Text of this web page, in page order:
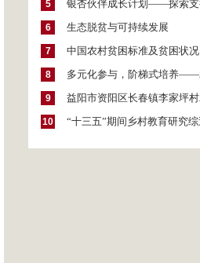
5
6 生态脱贫与可持续发展
7 中国农村贫困标准及贫困状况
8
9
10